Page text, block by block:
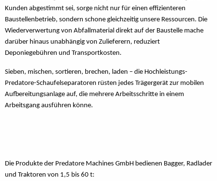
Kunden abgestimmt sei, sorge nicht nur für einen effizienteren
Baustellenbetrieb, sondern schone gleichzeitig unsere Ressourcen. Die
Wiederverwertung von Abfallmaterial direkt auf der Baustelle mache
darüber hinaus unabhängig von Zulieferern, reduziert
Deponiegebühren und Transportkosten.
Sieben, mischen, sortieren, brechen, laden – die Hochleistungs-
Predatore-Schaufelseparatoren rüsten jedes Trägergerät zur mobilen
Aufbereitungsanlage auf, die mehrere Arbeitsschritte in einem
Arbeitsgang ausführen könne.
Die Produkte der Predatore Machines GmbH bedienen Bagger, Radlader
und Traktoren von 1,5 bis 60 t: